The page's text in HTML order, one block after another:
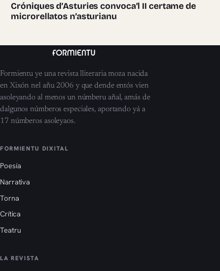
Cróniques d’Asturies convoca’l II certame de
microrellatos n’asturianu
Formientu ye una revista lliteraria moza nacida
en Xixón nel añu 2006 y que dende entós vien
asoleyando al menos un númberu añal, amás de
dalgunos númberos especiales, aportando yá a
17 númberos asoleyaos.
FORMIENTU DIXITAL
Poesía
Narrativa
Torna
Crítica
Teatru
LA REVISTA